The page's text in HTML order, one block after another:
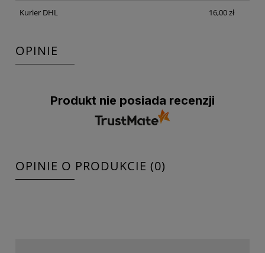
Kurier DHL 16,00 zł
OPINIE
Produkt nie posiada recenzji
OPINIE O PRODUKCIE (0)